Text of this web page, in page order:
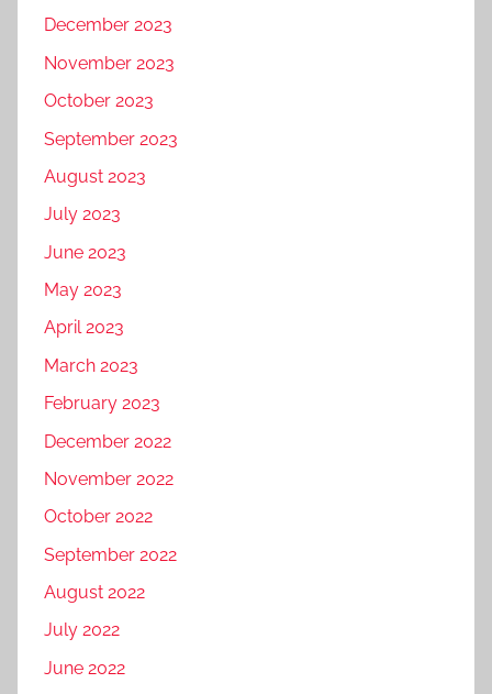
December 2023
November 2023
October 2023
September 2023
August 2023
July 2023
June 2023
May 2023
April 2023
March 2023
February 2023
December 2022
November 2022
October 2022
September 2022
August 2022
July 2022
June 2022